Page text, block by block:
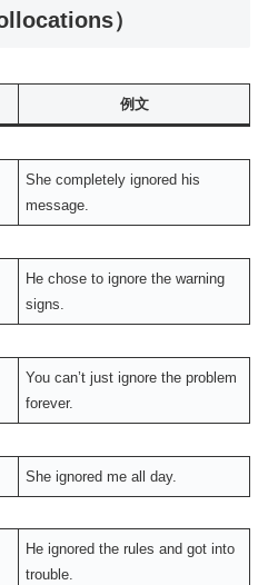
）
例文
She completely ignored his
message.
He chose to ignore the warning
signs.
You can’t just ignore the problem
forever.
She ignored me all day.
He ignored the rules and got into
trouble.